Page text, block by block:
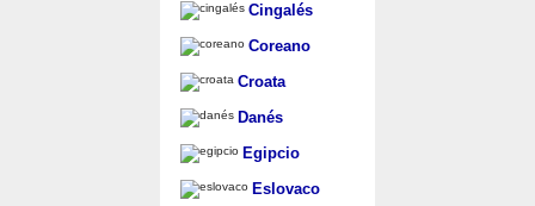
Cingalés
Coreano
Croata
Danés
Egipcio
Eslovaco